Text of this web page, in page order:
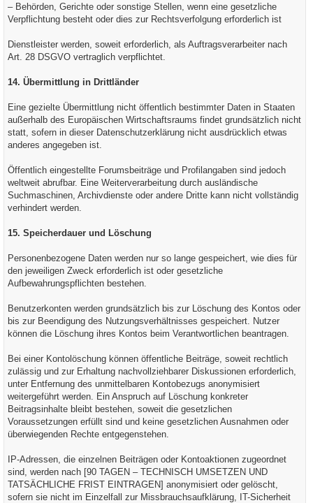
– Behörden, Gerichte oder sonstige Stellen, wenn eine gesetzliche
Verpflichtung besteht oder dies zur Rechtsverfolgung erforderlich ist
Dienstleister werden, soweit erforderlich, als Auftragsverarbeiter nach
Art. 28 DSGVO vertraglich verpflichtet.
14. Übermittlung in Drittländer
Eine gezielte Übermittlung nicht öffentlich bestimmter Daten in Staaten
außerhalb des Europäischen Wirtschaftsraums findet grundsätzlich nicht
statt, sofern in dieser Datenschutzerklärung nicht ausdrücklich etwas
anderes angegeben ist.
Öffentlich eingestellte Forumsbeiträge und Profilangaben sind jedoch
weltweit abrufbar. Eine Weiterverarbeitung durch ausländische
Suchmaschinen, Archivdienste oder andere Dritte kann nicht vollständig
verhindert werden.
15. Speicherdauer und Löschung
Personenbezogene Daten werden nur so lange gespeichert, wie dies für
den jeweiligen Zweck erforderlich ist oder gesetzliche
Aufbewahrungspflichten bestehen.
Benutzerkonten werden grundsätzlich bis zur Löschung des Kontos oder
bis zur Beendigung des Nutzungsverhältnisses gespeichert. Nutzer
können die Löschung ihres Kontos beim Verantwortlichen beantragen.
Bei einer Kontolöschung können öffentliche Beiträge, soweit rechtlich
zulässig und zur Erhaltung nachvollziehbarer Diskussionen erforderlich,
unter Entfernung des unmittelbaren Kontobezugs anonymisiert
weitergeführt werden. Ein Anspruch auf Löschung konkreter
Beitragsinhalte bleibt bestehen, soweit die gesetzlichen
Voraussetzungen erfüllt sind und keine gesetzlichen Ausnahmen oder
überwiegenden Rechte entgegenstehen.
IP-Adressen, die einzelnen Beiträgen oder Kontoaktionen zugeordnet
sind, werden nach [90 TAGEN – TECHNISCH UMSETZEN UND
TATSÄCHLICHE FRIST EINTRAGEN] anonymisiert oder gelöscht,
sofern sie nicht im Einzelfall zur Missbrauchsaufklärung, IT-Sicherheit